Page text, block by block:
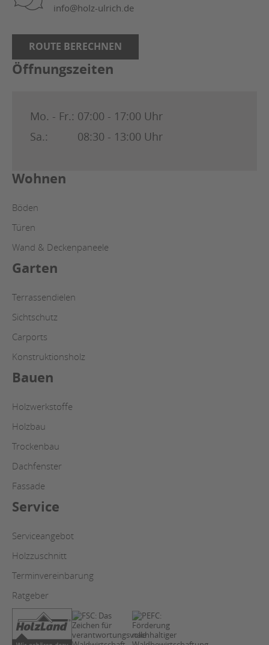
info@holz-ulrich.de
ROUTE BERECHNEN
Öffnungszeiten
Mo. - Fr.: 07:00 - 17:00 Uhr
Sa.:
08:30 - 13:00 Uhr
Wohnen
Böden
Türen
Wand & Deckenpaneele
Garten
Terrassendielen
Sichtschutz
Carports
Konstruktionsholz
Bauen
Holzwerkstoffe
Holzbau
Trockenbau
Dachfenster
Fassade
Service
Serviceangebot
Holzzuschnitt
Terminvereinbarung
Ratgeber